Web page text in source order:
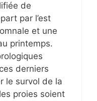
de
par l’est
et une
printemps.
derniers
le survol de la
proies soient